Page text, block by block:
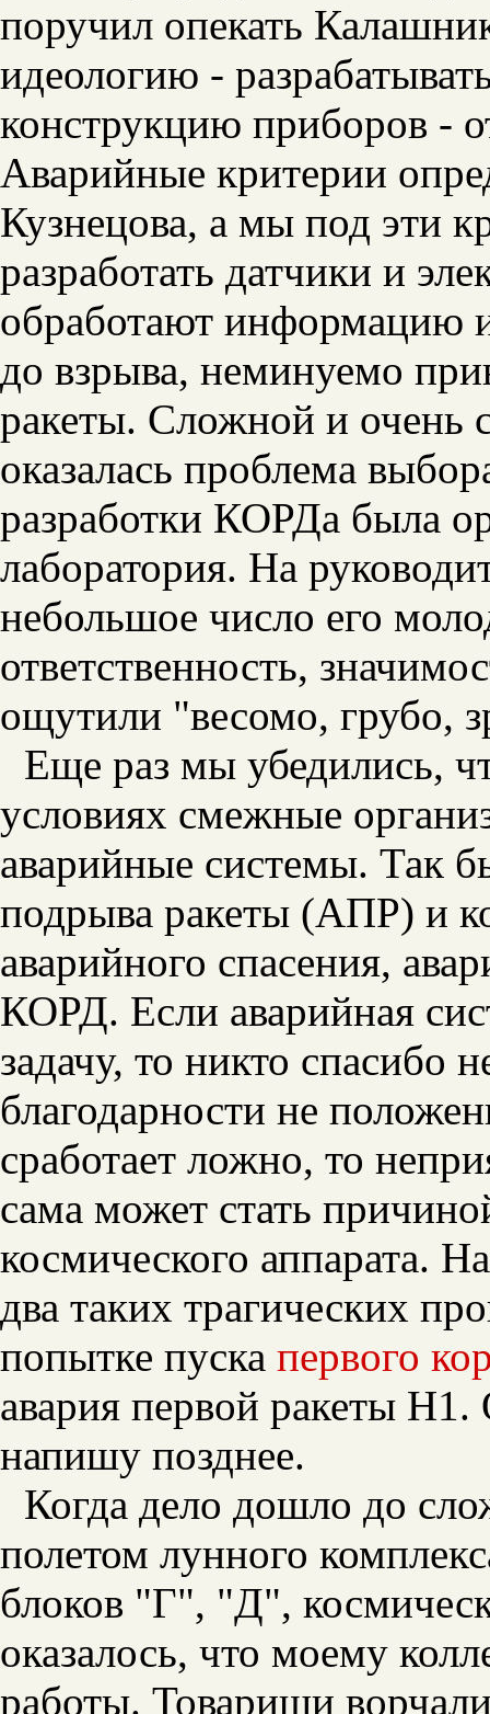
поручил опекать
идеологию -
конструкцию приборов -
Аварийные критерии
Кузнецова, а мы под эти
разработать датчики и
обработают информацию
до взрыва, неминуемо
ракеты. Сложной и очень
оказалась проблема
разработки КОРДа была
лаборатория. На
небольшое число его
ответственность,
ощутили "весомо, грубо,
Еще раз мы убедились,
условиях смежные
аварийные системы. Так
подрыва ракеты (АПР) и
аварийного спасения,
КОРД. Если аварийная
задачу, то никто спасибо
благодарности не
сработает ложно, то
сама может стать
космического аппарата.
два таких трагических
попытке пуска первого
авария первой ракеты
напишу позднее.
Когда дело дошло до
полетом лунного
блоков "Г", "Д",
оказалось, что моему
работы. Товарищи